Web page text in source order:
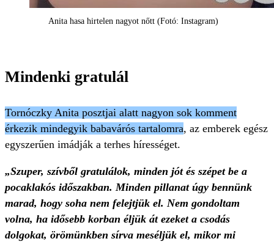
Anita hasa hirtelen nagyot nőtt (Fotó: Instagram)
Mindenki gratulál
Tornóczky Anita posztjai alatt nagyon sok komment
érkezik mindegyik babavárós tartalomra, az emberek egész
egyszerűen imádják a terhes hírességet.
„Szuper, szívből gratulálok, minden jót és szépet be a
pocaklakós időszakban. Minden pillanat úgy bennünk
marad, hogy soha nem felejtjük el. Nem gondoltam
volna, ha idősebb korban éljük át ezeket a csodás
dolgokat, örömünkben sírva meséljük el, mikor mi